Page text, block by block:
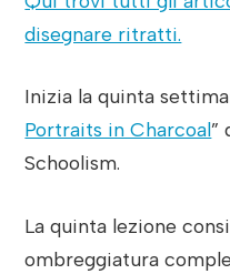
disegnare ritratti.
Inizia la quinta
Portraits in Charcoal”
Schoolism.
La quinta lezione
ombreggiatura